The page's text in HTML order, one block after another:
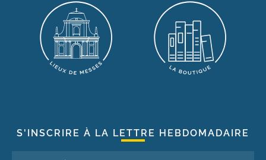
S'INSCRIRE À LA LETTRE HEBDOMADAIRE